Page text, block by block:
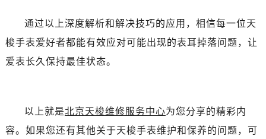
通过以上深度解析和解决技巧的应用，相信每一位天
梭手表爱好者都能有效应对可能出现的表耳掉落问题，让
爱表长久保持最佳状态。
以上就是北京天梭维修服务中心为您分享的精彩内
容。如果您还有其他关于天梭手表维护和保养的问题，可